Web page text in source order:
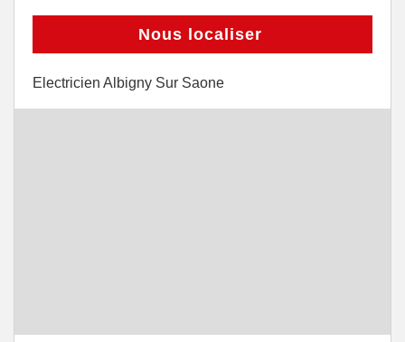
Nous localiser
Electricien Albigny Sur Saone